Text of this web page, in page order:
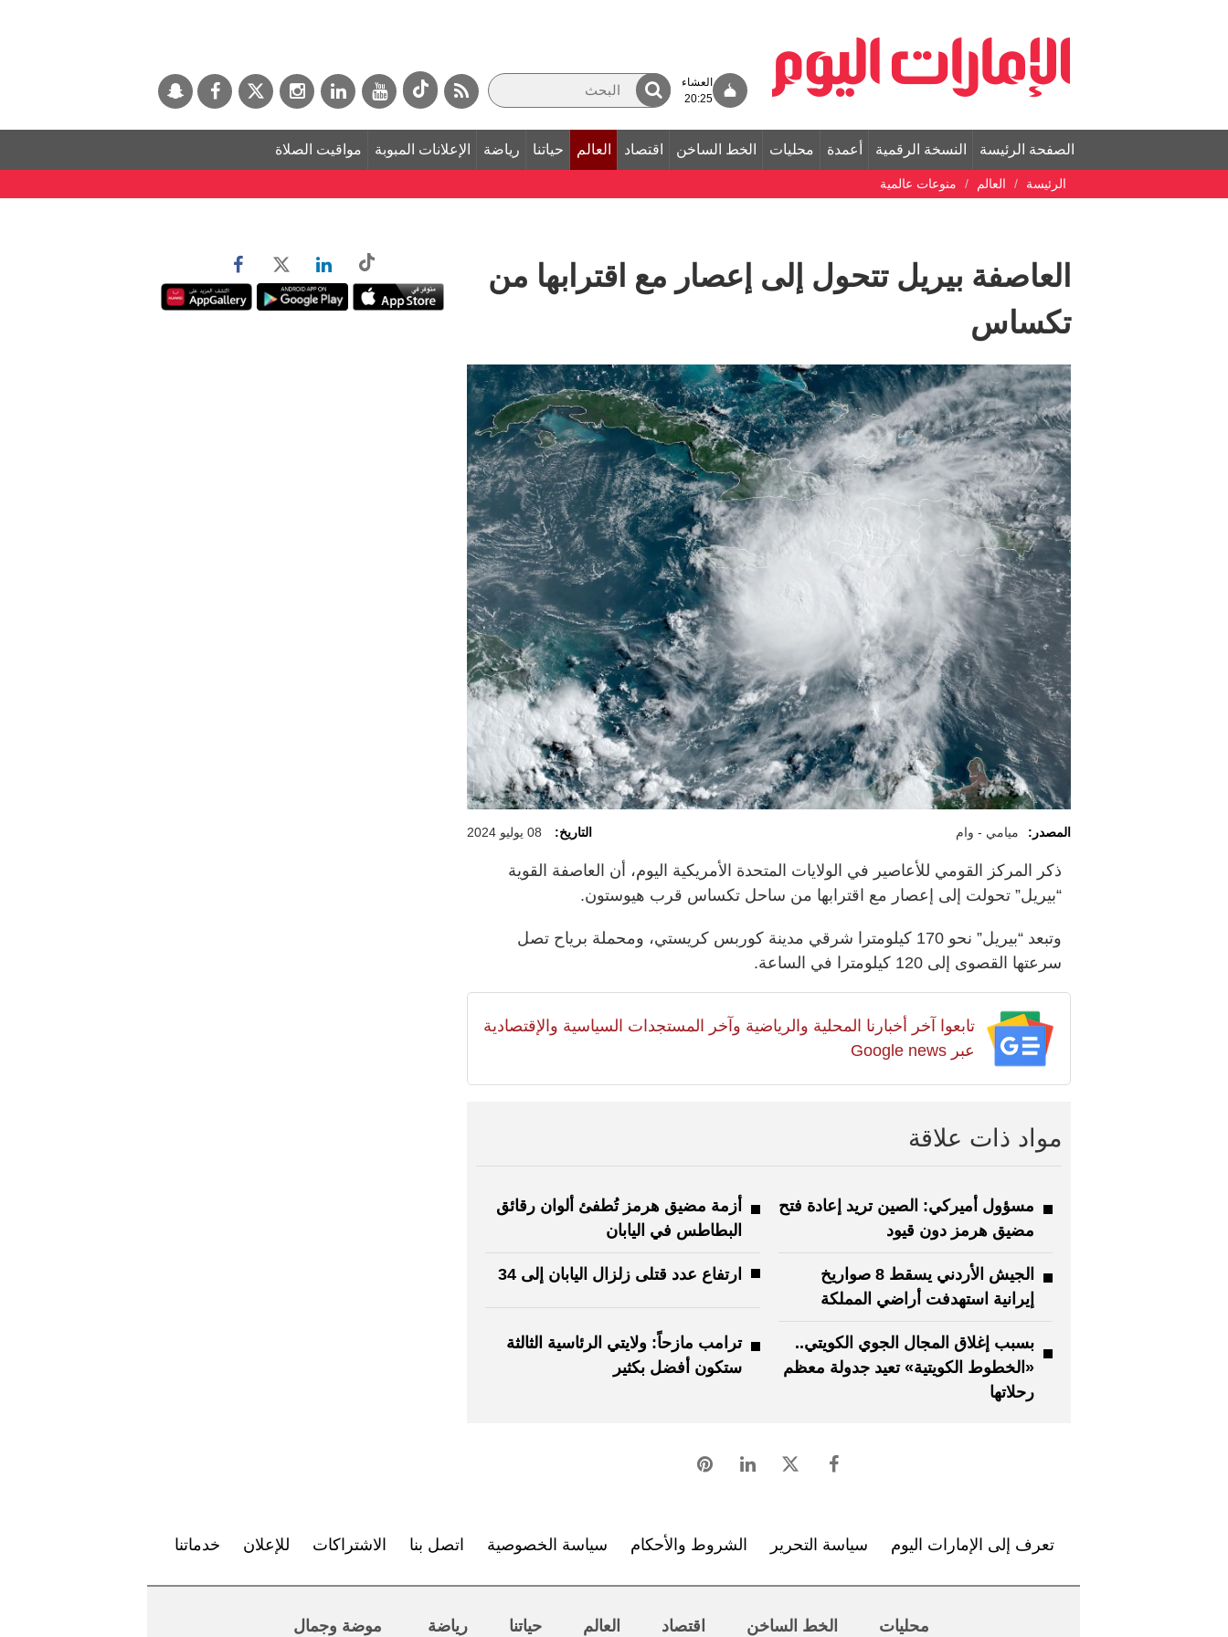
العشاء
20:25
الصفحة الرئيسة النسخة الرقمية أعمدة محليات الخط الساخن اقتصاد العالم حياتنا رياضة الإعلانات المبوبة مواقيت الصلاة
الرئيسة العالم منوعات عالمية
العاصفة بيريل تتحول إلى إعصار مع اقترابها من
تكساس
المصدر: ميامي - وام التاريخ: 08 يوليو 2024
ذكر المركز القومي للأعاصير في الولايات المتحدة الأمريكية اليوم، أن العاصفة القوية
“بيريل” تحولت إلى إعصار مع اقترابها من ساحل تكساس قرب هيوستون.
وتبعد “بيريل” نحو 170 كيلومترا شرقي مدينة كوربس كريستي، ومحملة برياح تصل
سرعتها القصوى إلى 120 كيلومترا في الساعة.
تابعوا آخر أخبارنا المحلية والرياضية وآخر المستجدات السياسية والإقتصادية
عبر Google news
مواد ذات علاقة
مسؤول أميركي: الصين تريد إعادة فتح
مضيق هرمز دون قيود
أزمة مضيق هرمز تُطفئ ألوان رقائق
البطاطس في اليابان
الجيش الأردني يسقط 8 صواريخ
إيرانية استهدفت أراضي المملكة
ارتفاع عدد قتلى زلزال اليابان إلى 34
بسبب إغلاق المجال الجوي الكويتي..
«الخطوط الكويتية» تعيد جدولة معظم
رحلاتها
ترامب مازحاً: ولايتي الرئاسية الثالثة
ستكون أفضل بكثير
تعرف إلى الإمارات اليوم سياسة التحرير الشروط والأحكام سياسة الخصوصية اتصل بنا الاشتراكات للإعلان خدماتنا
محليات الخط الساخن اقتصاد العالم حياتنا رياضة موضة وجمال